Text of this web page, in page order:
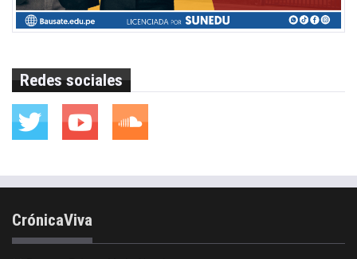
Redes sociales
CrónicaViva